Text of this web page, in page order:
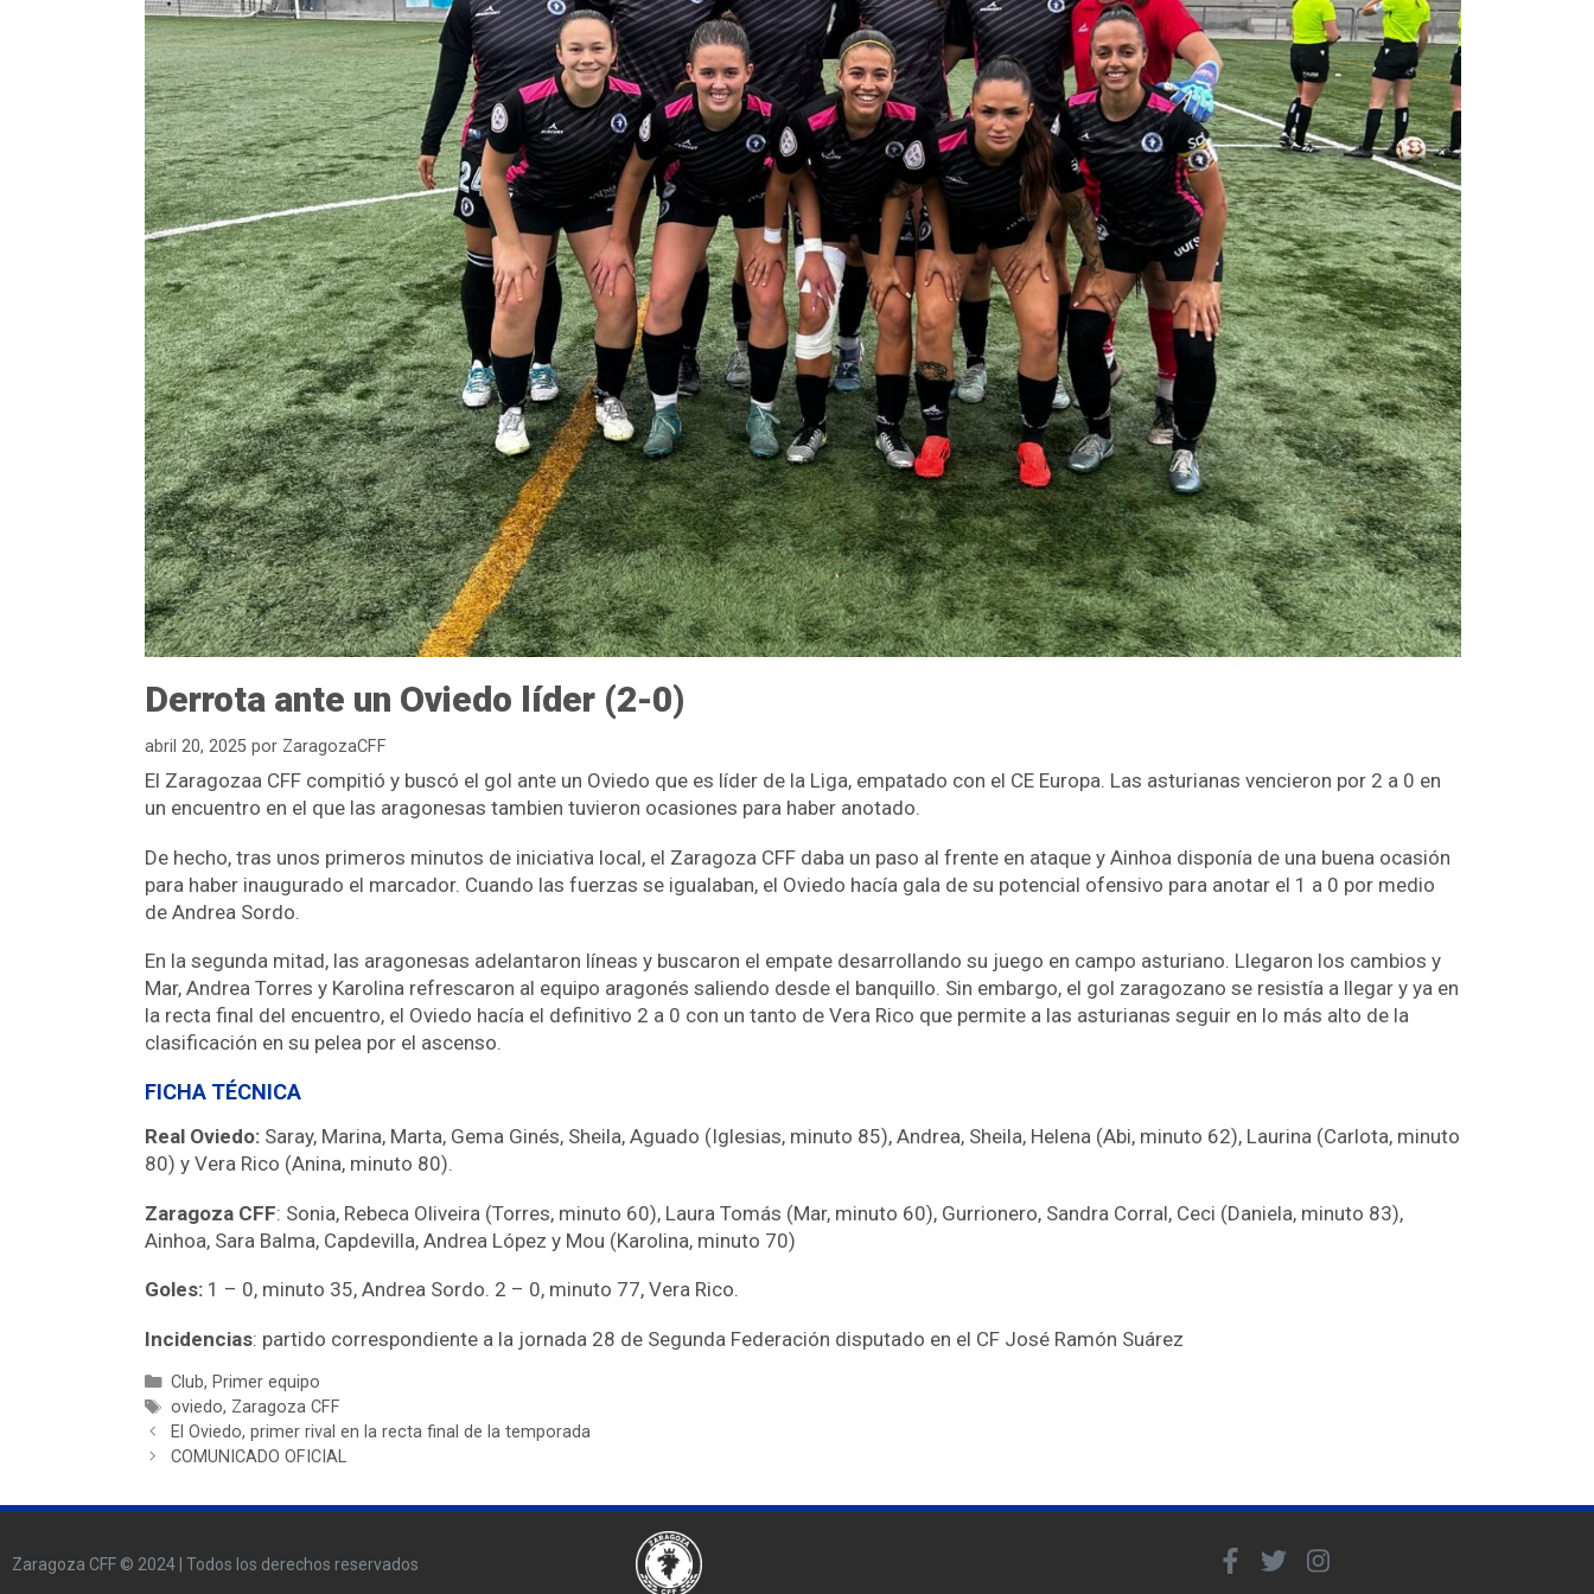
Derrota ante un Oviedo líder (2-0)
abril 20, 2025 por ZaragozaCFF
El Zaragozaa CFF compitió y buscó el gol ante un Oviedo que es líder de la Liga, empatado con el CE Europa. Las asturianas vencieron por 2 a 0 en
un encuentro en el que las aragonesas tambien tuvieron ocasiones para haber anotado.
De hecho, tras unos primeros minutos de iniciativa local, el Zaragoza CFF daba un paso al frente en ataque y Ainhoa disponía de una buena ocasión
para haber inaugurado el marcador. Cuando las fuerzas se igualaban, el Oviedo hacía gala de su potencial ofensivo para anotar el 1 a 0 por medio
de Andrea Sordo.
En la segunda mitad, las aragonesas adelantaron líneas y buscaron el empate desarrollando su juego en campo asturiano. Llegaron los cambios y
Mar, Andrea Torres y Karolina refrescaron al equipo aragonés saliendo desde el banquillo. Sin embargo, el gol zaragozano se resistía a llegar y ya en
la recta final del encuentro, el Oviedo hacía el definitivo 2 a 0 con un tanto de Vera Rico que permite a las asturianas seguir en lo más alto de la
clasificación en su pelea por el ascenso.
FICHA TÉCNICA
Real Oviedo: Saray, Marina, Marta, Gema Ginés, Sheila, Aguado (Iglesias, minuto 85), Andrea, Sheila, Helena (Abi, minuto 62), Laurina (Carlota, minuto
80) y Vera Rico (Anina, minuto 80).
Zaragoza CFF: Sonia, Rebeca Oliveira (Torres, minuto 60), Laura Tomás (Mar, minuto 60), Gurrionero, Sandra Corral, Ceci (Daniela, minuto 83),
Ainhoa, Sara Balma, Capdevilla, Andrea López y Mou (Karolina, minuto 70)
Goles: 1 – 0, minuto 35, Andrea Sordo. 2 – 0, minuto 77, Vera Rico.
Incidencias: partido correspondiente a la jornada 28 de Segunda Federación disputado en el CF José Ramón Suárez
Club, Primer equipo
oviedo, Zaragoza CFF
El Oviedo, primer rival en la recta final de la temporada
COMUNICADO OFICIAL
Zaragoza CFF © 2024 | Todos los derechos reservados